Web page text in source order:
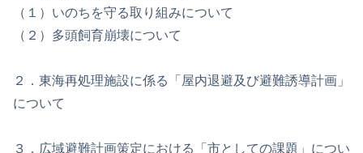
（１）いのちを守る取り組みについて
（２）多頭飼育崩壊について
２．東海再処理施設に係る「屋内退避及び避難誘導計画」
について
３．広域避難計画策定における「市としての課題」につい